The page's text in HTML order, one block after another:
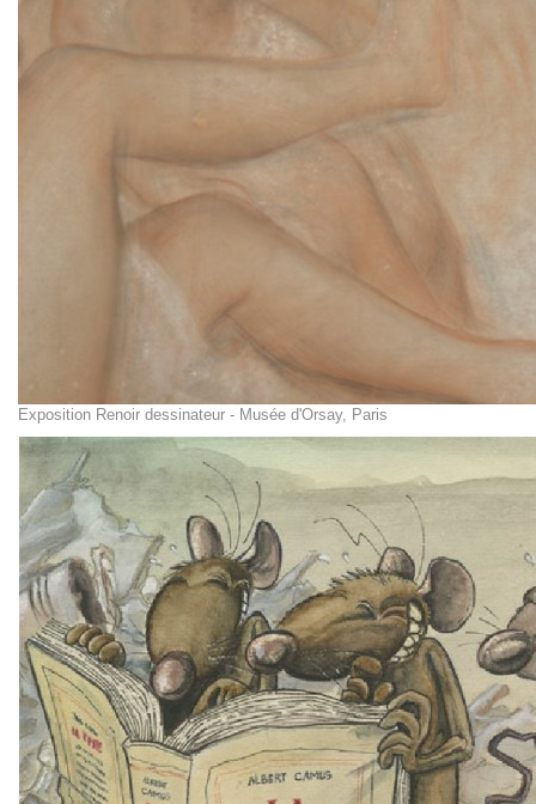
Exposition Renoir dessinateur - Musée d'Orsay, Paris